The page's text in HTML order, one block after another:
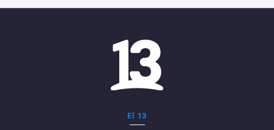
El 13